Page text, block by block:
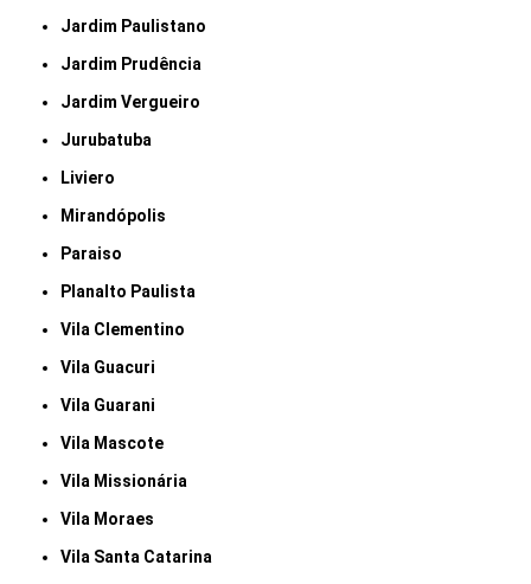
Jardim Paulistano
Jardim Prudência
Jardim Vergueiro
Jurubatuba
Liviero
Mirandópolis
Paraiso
Planalto Paulista
Vila Clementino
Vila Guacuri
Vila Guarani
Vila Mascote
Vila Missionária
Vila Moraes
Vila Santa Catarina